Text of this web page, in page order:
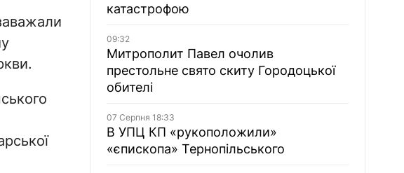
катастрофою
09:32
Митрополит Павел очолив
престольне свято скиту Городоцької
обителі
07 Серпня 18:33
В УПЦ КП «рукоположили»
«єпископа» Тернопільського